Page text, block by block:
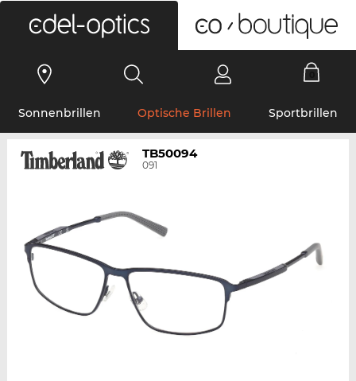
Sonnenbrillen Optische Brillen Sportbrillen
TB50094
091